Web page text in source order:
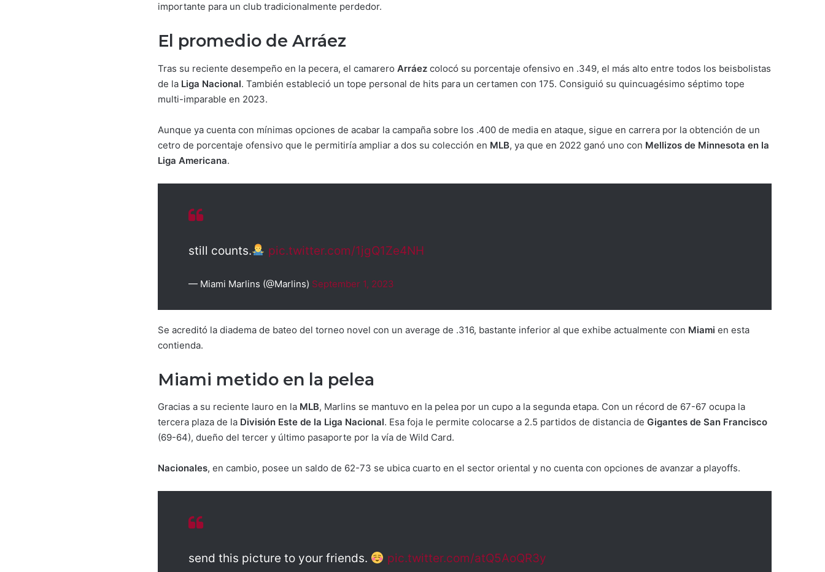
importante para un club tradicionalmente perdedor.
El promedio de Arráez
Tras su reciente desempeño en la pecera, el camarero Arráez colocó su porcentaje ofensivo en .349, el más alto entre todos los beisbolistas
de la Liga Nacional. También estableció un tope personal de hits para un certamen con 175. Consiguió su quincuagésimo séptimo tope
multi-imparable en 2023.
Aunque ya cuenta con mínimas opciones de acabar la campaña sobre los .400 de media en ataque, sigue en carrera por la obtención de un
cetro de porcentaje ofensivo que le permitiría ampliar a dos su colección en MLB, ya que en 2022 ganó uno con Mellizos de Minnesota en la
Liga Americana.
still counts. pic.twitter.com/1jgQ1Ze4NH
— Miami Marlins (@Marlins) September 1, 2023
Se acreditó la diadema de bateo del torneo novel con un average de .316, bastante inferior al que exhibe actualmente con Miami en esta
contienda.
Miami metido en la pelea
Gracias a su reciente lauro en la MLB, Marlins se mantuvo en la pelea por un cupo a la segunda etapa. Con un récord de 67-67 ocupa la
tercera plaza de la División Este de la Liga Nacional. Esa foja le permite colocarse a 2.5 partidos de distancia de Gigantes de San Francisco
(69-64), dueño del tercer y último pasaporte por la vía de Wild Card.
Nacionales, en cambio, posee un saldo de 62-73 se ubica cuarto en el sector oriental y no cuenta con opciones de avanzar a playoffs.
send this picture to your friends. pic.twitter.com/atQ5AoQR3y